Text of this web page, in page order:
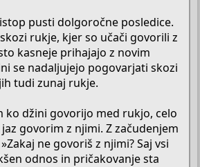
pusti dolgoročne posledice.
rukje, kjer so učači govorili z
kasneje prihajajo z novim
se nadaljujejo pogovarjati skozi
tudi zunaj rukje.
ko džini govorijo med rukjo, celo
govorim z njimi. Z začudenjem
ne govoriš z njimi? Saj vsi
odnos in pričakovanje sta